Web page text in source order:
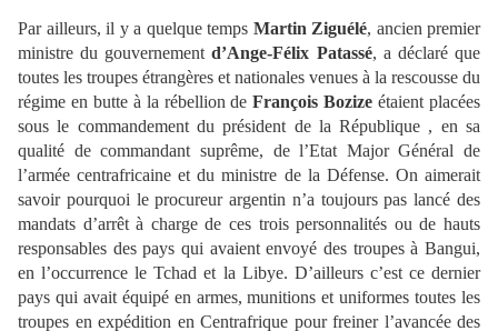
Par ailleurs, il y a quelque temps Martin Ziguélé, ancien premier
ministre du gouvernementd’Ange-Félix Patassé, a déclaré que
toutes les troupes étrangères et nationales venues à la rescousse du
régime en butte à la rébellion deFrançois Bozize étaient placées
sous le commandement du président de la République , en sa
qualité de commandant suprême, de l’Etat Major Général de
l’armée centrafricaine et du ministre de la Défense. On aimerait
savoir pourquoi le procureur argentin n’a toujours pas lancé des
mandats d’arrêt à charge de ces trois personnalités ou de hauts
responsables des pays qui avaient envoyé des troupes à Bangui,
en l’occurrence le Tchad et la Libye. D’ailleurs c’est ce dernier
pays qui avait équipé en armes, munitions et uniformes toutes les
troupes en expédition en Centrafrique pour freiner l’avancée des